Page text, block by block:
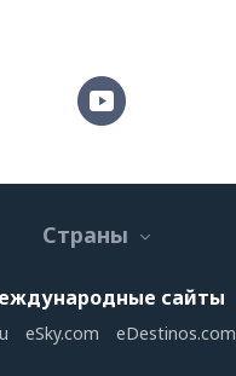
Страны
сайты
eSky.com eDestinos.com